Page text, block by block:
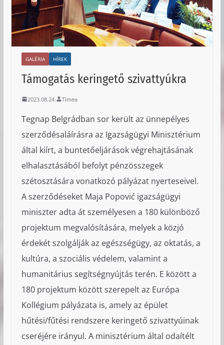
GALÉRIA HÍREK
Támogatás keringető szivattyúkra
2023.08.24. Tímea
Tegnap Belgrádban sor került az ünnepélyes
szerződésaláírásra az Igazságügyi Minisztérium
által kiírt, a buntetőeljárások végrehajtásának
elhalasztásából befolyt pénzösszegek
szétosztására vonatkozó pályázat nyerteseivel.
A szerződéseket Maja Popović igazságügyi
miniszter adta át személyesen a 180 különböző
projektum megvalósítására, melyek a közjó
érdekét szolgálják az egészségügy, az oktatás, a
kultúra, a szociális védelem, valamint a
humanitárius segítségnyújtás terén. E között a
180 projektum között szerepelt az Európa
Kollégium pályázata is, amely az épület
hűtési/fűtési rendszere keringető szivattyúinak
cseréjére irányul. A minisztérium által odaítélt